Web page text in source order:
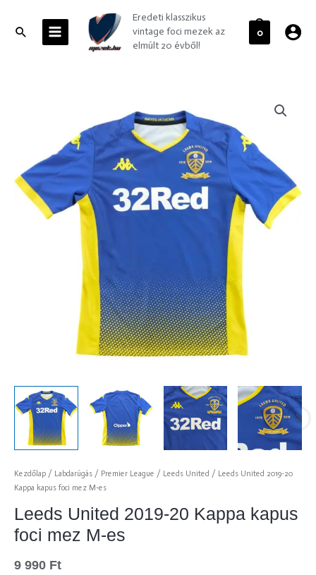
contentSearchMENU
Eredeti klasszikus
vintage foci mezek az
elmúlt 20 évből!
0
Kezdőlap / Labdarúgás / Premier League / Leeds United / Leeds United 2019-20
Kappa kapus foci mez M-es
Leeds United 2019-20 Kappa kapus
foci mez M-es
9 990 Ft